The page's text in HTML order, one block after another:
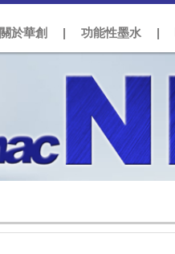
關於華創 | 功能性墨水|